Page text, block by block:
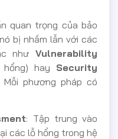
quan trọng của bảo
bị nhầm lẫn với các
như Vulnerability
hay Security
phương pháp có
: Tập trung vào
các lỗ hổng trong hệ